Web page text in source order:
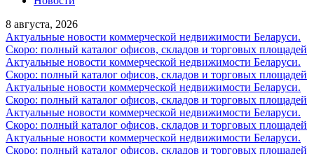
8 августа, 2026
Актуальные новости коммерческой недвижимости Беларуси.
Скоро: полный каталог офисов, складов и торговых площадей
Актуальные новости коммерческой недвижимости Беларуси.
Скоро: полный каталог офисов, складов и торговых площадей
Актуальные новости коммерческой недвижимости Беларуси.
Скоро: полный каталог офисов, складов и торговых площадей
Актуальные новости коммерческой недвижимости Беларуси.
Скоро: полный каталог офисов, складов и торговых площадей
Актуальные новости коммерческой недвижимости Беларуси.
Скоро: полный каталог офисов, складов и торговых площадей